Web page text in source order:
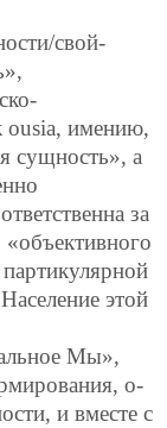
свой-
ousia, имению,
сущность», а
за
этой
Мы»,
о-
и вместе с